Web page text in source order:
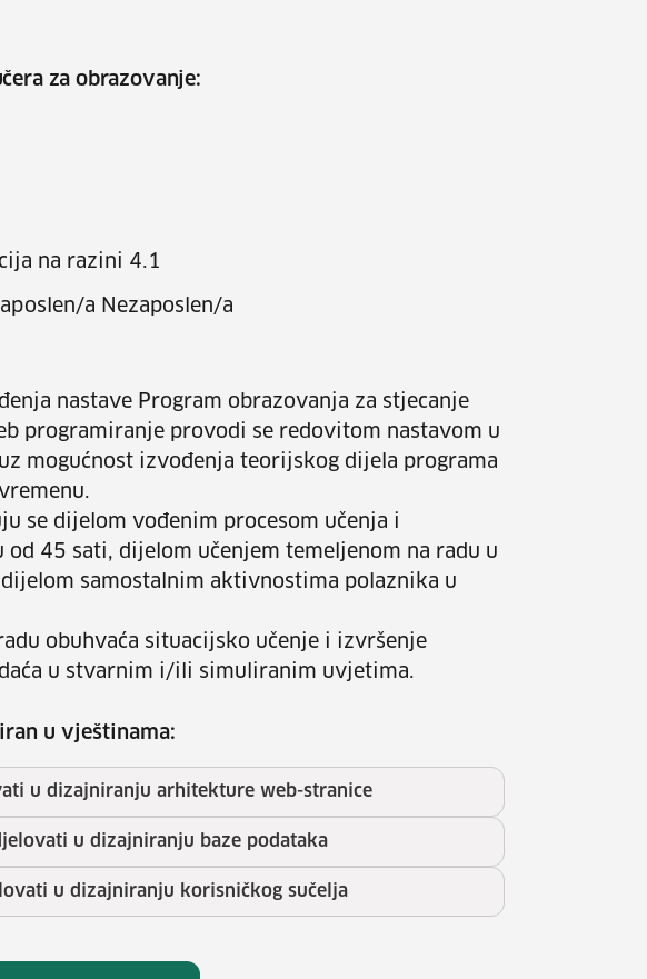
za obrazovanje:
na razini 4.1
a Nezaposlen/a
nastave Program obrazovanja za stjecanje
programiranje provodi se redovitom nastavom u
mogućnost izvođenja teorijskog dijela programa
se dijelom vođenim procesom učenja i
od 45 sati, dijelom učenjem temeljenom na radu u
samostalnim aktivnostima polaznika u
obuhvaća situacijsko učenje i izvršenje
u stvarnim i/ili simuliranim uvjetima.
u vještinama:
u dizajniranju arhitekture web-stranice
u dizajniranju baze podataka
u dizajniranju korisničkog sučelja